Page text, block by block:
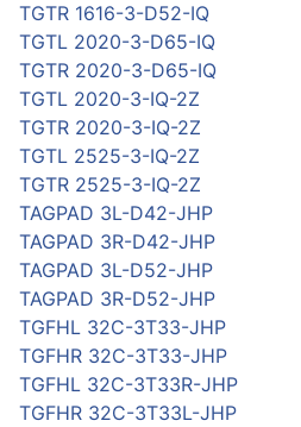
TGTR 1616-3-D52-IQ
TGTL 2020-3-D65-IQ
TGTR 2020-3-D65-IQ
TGTL 2020-3-IQ-2Z
TGTR 2020-3-IQ-2Z
TGTL 2525-3-IQ-2Z
TGTR 2525-3-IQ-2Z
TAGPAD 3L-D42-JHP
TAGPAD 3R-D42-JHP
TAGPAD 3L-D52-JHP
TAGPAD 3R-D52-JHP
TGFHL 32C-3T33-JHP
TGFHR 32C-3T33-JHP
TGFHL 32C-3T33R-JHP
TGFHR 32C-3T33L-JHP